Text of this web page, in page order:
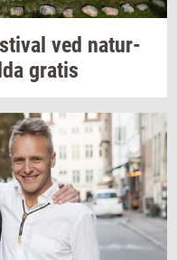
ved na­tur­
gra­tis